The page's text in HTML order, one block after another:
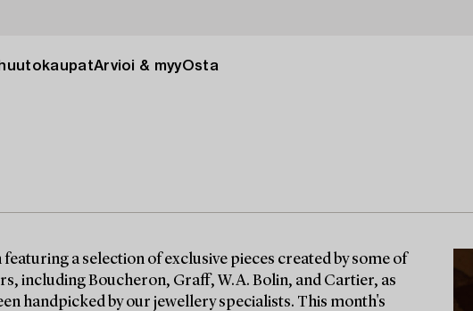
Arvioi & myyOsta
a selection of exclusive pieces created by some of
including Boucheron, Graff, W.A. Bolin, and Cartier, as
handpicked by our jewellery specialists. This month's